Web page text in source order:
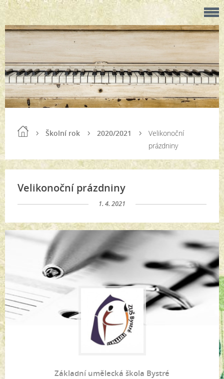
Školní rok 2020/2021
Velikonoční
prázdniny
Velikonoční prázdniny
1. 4. 2021
Základní umělecká škola Bystré